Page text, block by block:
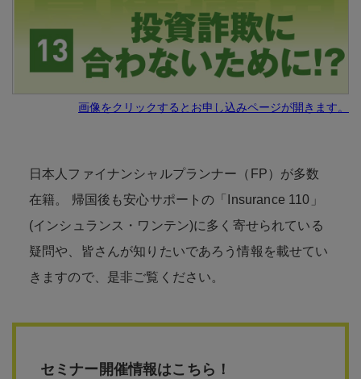
画像をクリックするとお申し込みページが開きます。
日本人ファイナンシャルプランナー（FP）が多数
在籍。 帰国後も安心サポートの「Insurance 110」
(インシュランス・ワンテン)に多く寄せられている
疑問や、皆さんが知りたいであろう情報を載せてい
きますので、是非ご覧ください。
セミナー開催情報はこちら！